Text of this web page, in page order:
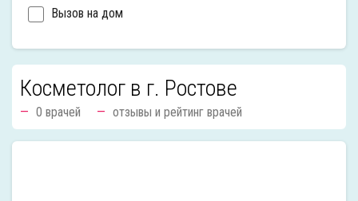
Вызов на дом
Косметолог в г. Ростове
0 врачей отзывы и рейтинг врачей